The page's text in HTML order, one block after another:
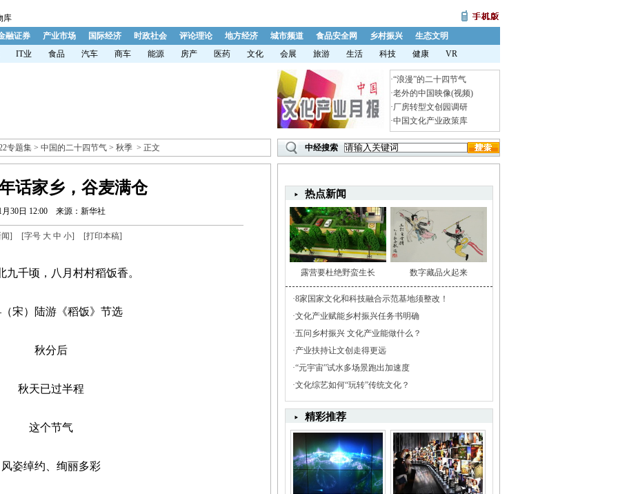
库
融证券 产业市场 国际经济 时政社会 评论理论 地方经济 城市频道 食品安全网 乡村振兴
生态文明
IT业 食品 汽车 商车 能源 房产 医药 文化 会展 旅游 生活 科技 健康 VR
·“浪漫”的二十四节气
·老外的中国映像(视频)
·厂房转型文创园调研
·中国文化产业政策库
专题集 > 中国的二十四节气 > 秋季 > 正文 中经搜索
话家乡，谷麦满仓
月30日 12:00 来源：新华社
] [字号 大 中 小] [打印本稿]
千顷，八月村村稻饭香。
）陆游《稻饭》节选
秋分后
秋天已过半程
这个节气
绰约、绚丽多彩
热点新闻
露营要杜绝野蛮生长 数字藏品火起来
·8家国家文化和科技融合示范基地须整改！
·文化产业赋能乡村振兴任务书明确
·五问乡村振兴 文化产业能做什么？
·产业扶持让文创走得更远
·“元宇宙”试水多场景跑出加速度
·文化综艺如何“玩转”传统文化？
精彩推荐